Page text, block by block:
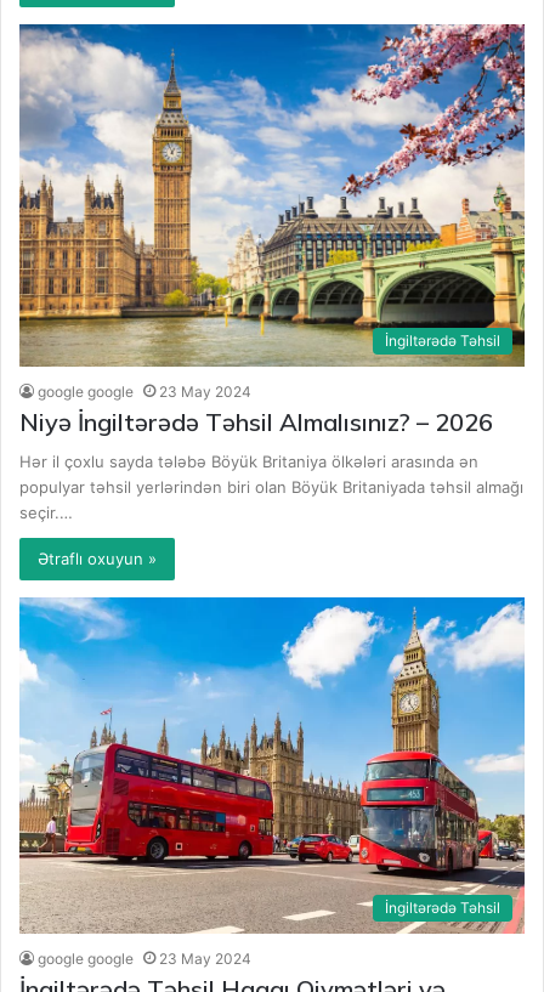
İngiltərədə Təhsil
google google 23 May 2024
Niyə İngiltərədə Təhsil Almalısınız? – 2026
Hər il çoxlu sayda tələbə Böyük Britaniya ölkələri arasında ən
populyar təhsil yerlərindən biri olan Böyük Britaniyada təhsil almağı
seçir.…
Ətraflı oxuyun »
İngiltərədə Təhsil
google google 23 May 2024